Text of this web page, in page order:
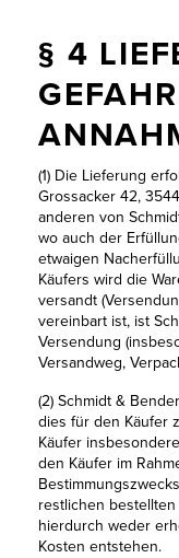
§ 4
(1) Die Lieferung
Grossacker 42,
anderen von
wo auch der
etwaigen
Käufers wird die
versandt
vereinbart ist, ist
Versendung
Versandweg,
(2) Schmidt &
dies für den Käufer
Käufer
den Käufer im
restlichen
hierdurch weder
Kosten entstehen.